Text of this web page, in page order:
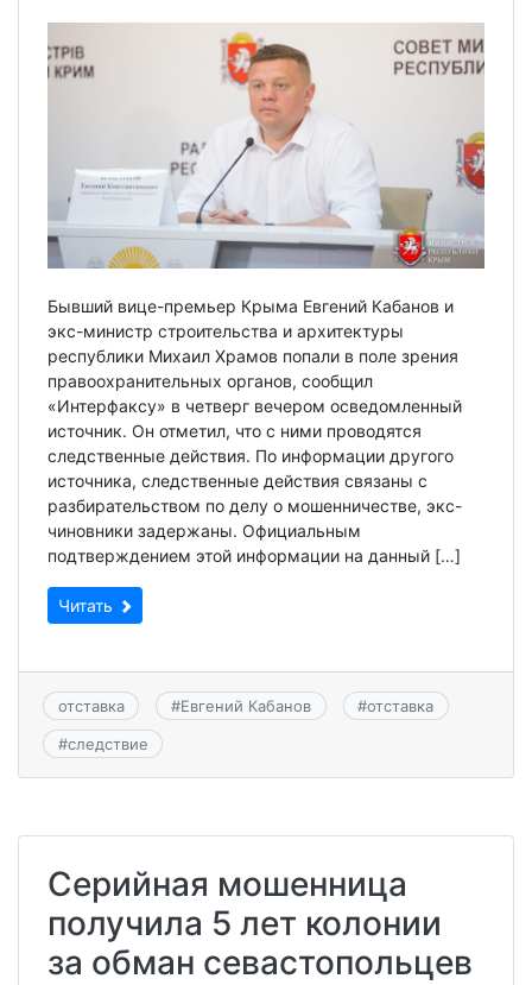
Бывший вице-премьер Крыма Евгений Кабанов и
экс-министр строительства и архитектуры
республики Михаил Храмов попали в поле зрения
правоохранительных органов, сообщил
«Интерфаксу» в четверг вечером осведомленный
источник. Он отметил, что с ними проводятся
следственные действия. По информации другого
источника, следственные действия связаны с
разбирательством по делу о мошенничестве, экс-
чиновники задержаны. Официальным
подтверждением этой информации на данный […]
Читать
отставка #Евгений Кабанов #отставка
#следствие
Серийная мошенница
получила 5 лет колонии
за обман севастопольцев